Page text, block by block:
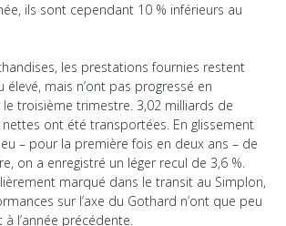
ils sont cependant 10 % inférieurs au
les prestations fournies restent
élevé, mais n’ont pas progressé en
troisième trimestre. 3,02 milliards de
ont été transportées. En glissement
eu – pour la première fois en deux ans – de
on a enregistré un léger recul de 3,6 %.
marqué dans le transit au Simplon,
sur l’axe du Gothard n’ont que peu
l’année précédente.